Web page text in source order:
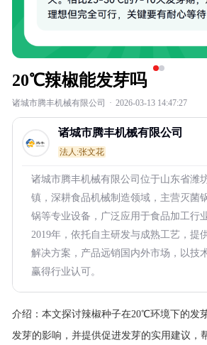
20℃辣椒能发芽吗
诸城市腾丰机械有限公司 · 2026-03-13 14:47:27
诸城市腾丰机械有限公司
法人:张文花
诸城市腾丰机械有限公司位于山东省潍
镇，深耕食品机械制造领域，主营灭菌
锅等专业设备，广泛应用于食品加工行
2019年，依托自主研发与成熟工艺，提
解决方案，产品远销国内外市场，以技
赢得行业认可。
介绍： 本文探讨辣椒种子在20℃环境下的发
发芽的影响，并提供促进发芽的实用建议，